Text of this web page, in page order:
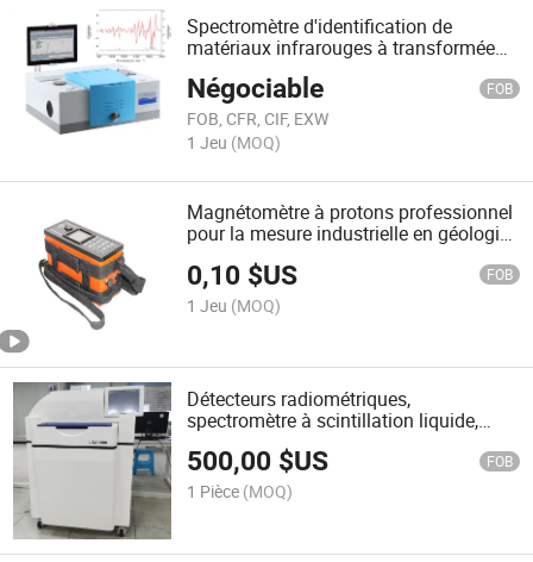
Spectromètre d'identification de
matériaux infrarouges à transformée
Négociable FOB
FOB, CFR, CIF, EXW
1 Jeu (MOQ)
Magnétomètre à protons professionnel
pour la mesure industrielle en géologie
0,10 $US FOB
1 Jeu (MOQ)
Détecteurs radiométriques,
spectromètre à scintillation liquide,
compteur à scintillation liquide,
analyseur à très faible niveau,
compteurs gamma automatiques
500,00 $US FOB
1 Pièce (MOQ)